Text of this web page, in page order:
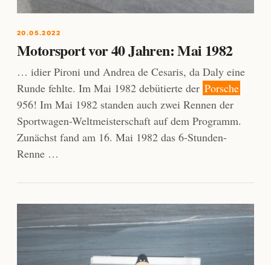
20.05.2022
Motorsport vor 40 Jahren: Mai 1982
… idier Pironi und Andrea de Cesaris, da Daly eine
Runde fehlte. Im Mai 1982 debütierte der Porsche
956! Im Mai 1982 standen auch zwei Rennen der
Sportwagen-Weltmeisterschaft auf dem Programm.
Zunächst fand am 16. Mai 1982 das 6-Stunden-
Renne …